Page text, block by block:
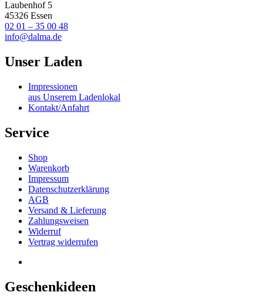
Laubenhof 5
45326 Essen
02 01 – 35 00 48
info@dalma.de
Unser Laden
Impressionen
aus Unserem Ladenlokal
Kontakt/Anfahrt
Service
Shop
Warenkorb
Impressum
Datenschutzerklärung
AGB
Versand & Lieferung
Zahlungsweisen
Widerruf
Vertrag widerrufen
Geschenkideen